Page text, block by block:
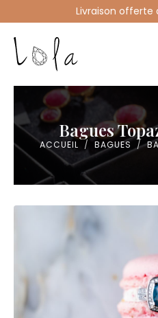
Livraison offerte
Bagues
ACCUEIL BAGUES